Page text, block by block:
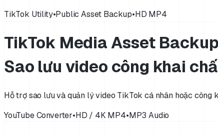
TikTok Utility•Public Asset Backup•HD MP4
TikTok Media Asset Backup
Sao lưu video công khai
Hỗ trợ sao lưu và quản lý video TikTok cá nhân hoặc công
YouTube Converter•HD / 4K MP4•MP3 Audio